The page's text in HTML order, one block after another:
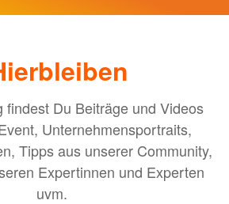
findest Du Beiträge und Videos
Unternehmensportraits,
Tipps aus unserer Community,
Expertinnen und Experten
uvm.